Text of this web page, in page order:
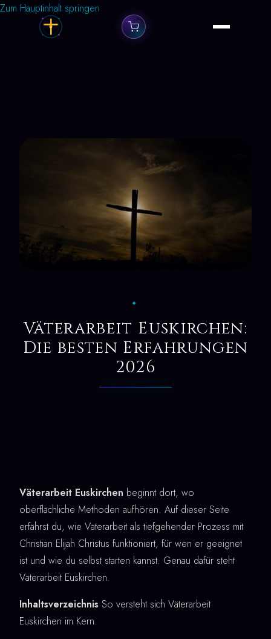
Zum Hauptinhalt springen
✦
Väterarbeit Euskirchen:
Die besten Erfahrungen
2026
Väterarbeit Euskirchen beginnt dort, wo
oberflächliche Methoden aufhören. Auf dieser Seite
erfährst du, wie Väterarbeit als tiefgehender Prozess mit
Christian Elijah Christus funktioniert, für wen er geeignet
ist und wie du selbst starten kannst. Genau dafür steht
Väterarbeit Euskirchen.
Inhaltsverzeichnis So versteht sich Väterarbeit
Euskirchen im Kern.